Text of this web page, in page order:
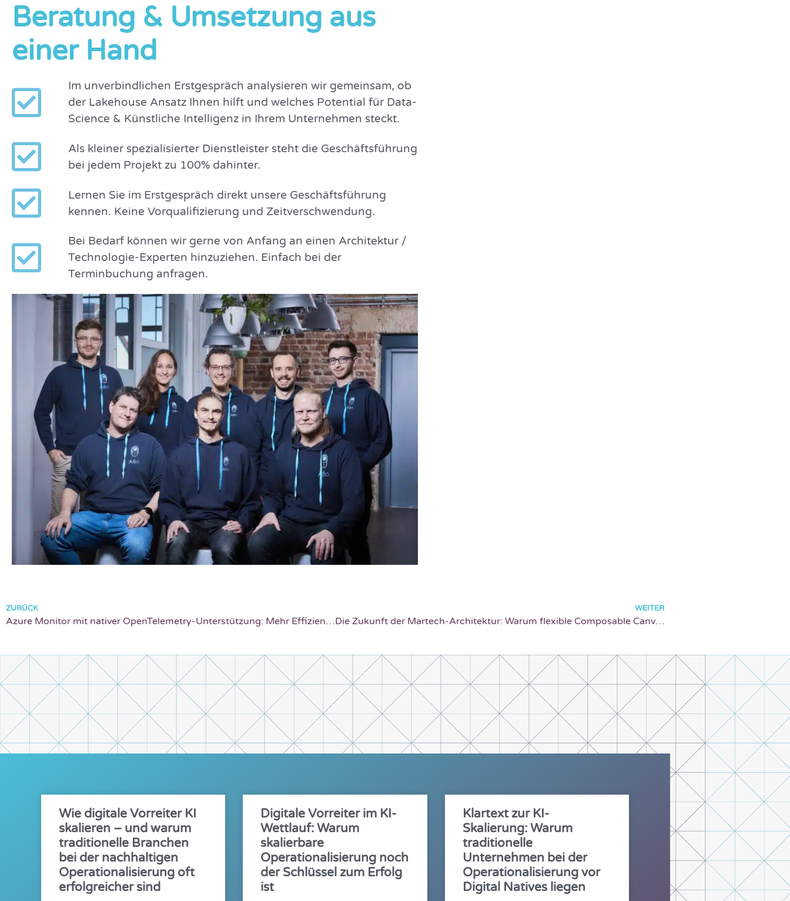
Beratung & Umsetzung aus
einer Hand
Im unverbindlichen Erstgespräch analysieren wir gemeinsam, ob
der Lakehouse Ansatz Ihnen hilft und welches Potential für Data-
Science & Künstliche Intelligenz in Ihrem Unternehmen steckt.
Als kleiner spezialisierter Dienstleister steht die Geschäftsführung
bei jedem Projekt zu 100% dahinter.
Lernen Sie im Erstgespräch direkt unsere Geschäftsführung
kennen. Keine Vorqualifizierung und Zeitverschwendung.
Bei Bedarf können wir gerne von Anfang an einen Architektur /
Technologie-Experten hinzuziehen. Einfach bei der
Terminbuchung anfragen.
ZURÜCK
Azure Monitor mit nativer OpenTelemetry-Unterstützung: Mehr Effizienz und Transparenz für Unternehmen
WEITER
Die Zukunft der Martech-Architektur: Warum flexible Composable Canvas mit Databricks & Agentic Analytics den Wandel im Marketing vorantreiben
Wie digitale Vorreiter KI
skalieren – und warum
traditionelle Branchen
bei der nachhaltigen
Operationalisierung oft
erfolgreicher sind
Digitale Vorreiter im KI-
Wettlauf: Warum
skalierbare
Operationalisierung noch
der Schlüssel zum Erfolg
ist
Klartext zur KI-
Skalierung: Warum
traditionelle
Unternehmen bei der
Operationalisierung vor
Digital Natives liegen